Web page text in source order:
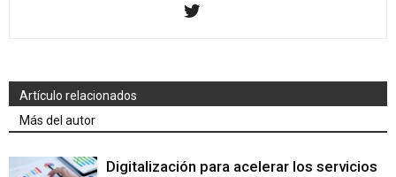
Artículo relacionados
Más del autor
Digitalización para acelerar los servicios